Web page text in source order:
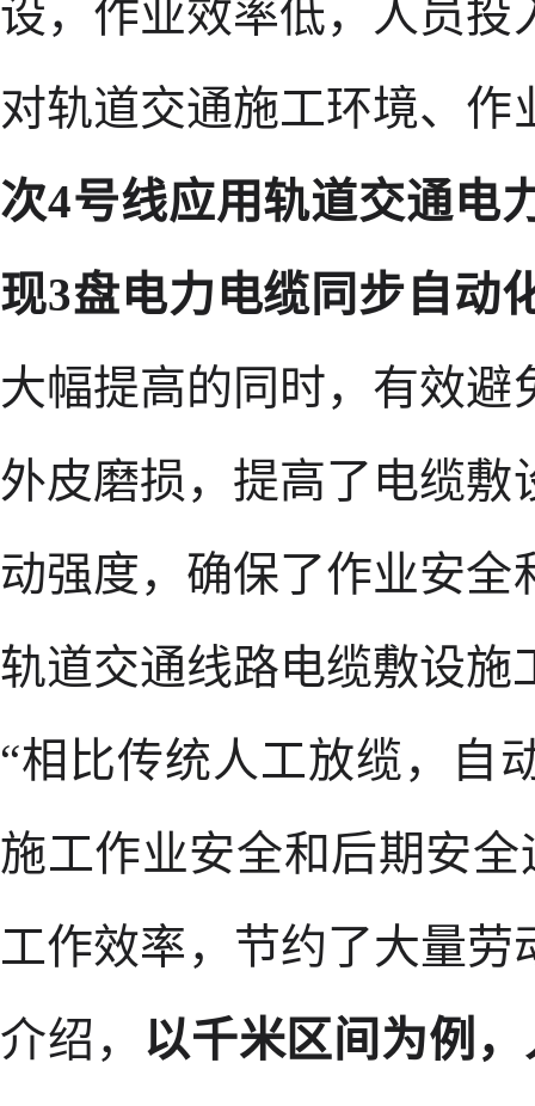
设，作业效率低，人员
对轨道交通施工环境、
次4号线应用轨道交通电
现3盘电力电缆同步自动
大幅提高的同时，有效
外皮磨损，提高了电缆
动强度，确保了作业安
轨道交通线路电缆敷设施
“相比传统人工放缆，自
施工作业安全和后期安全
工作效率，节约了大量劳
介绍， 以千米区间为例